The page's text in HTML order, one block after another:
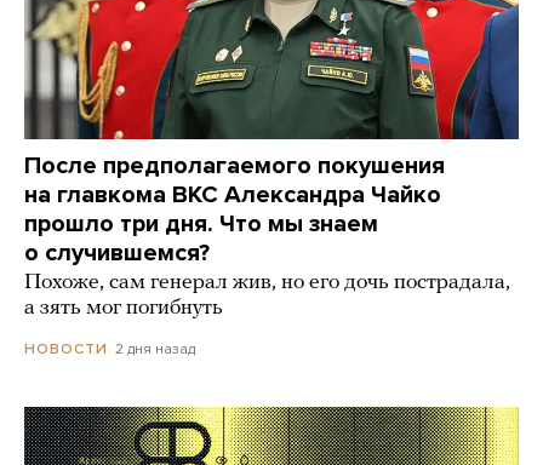
После предполагаемого покушения
на главкома ВКС Александра Чайко
прошло три дня. Что мы знаем
о случившемся?
Похоже, сам генерал жив, но его дочь пострадала,
а зять мог погибнуть
НОВОСТИ 2 дня назад